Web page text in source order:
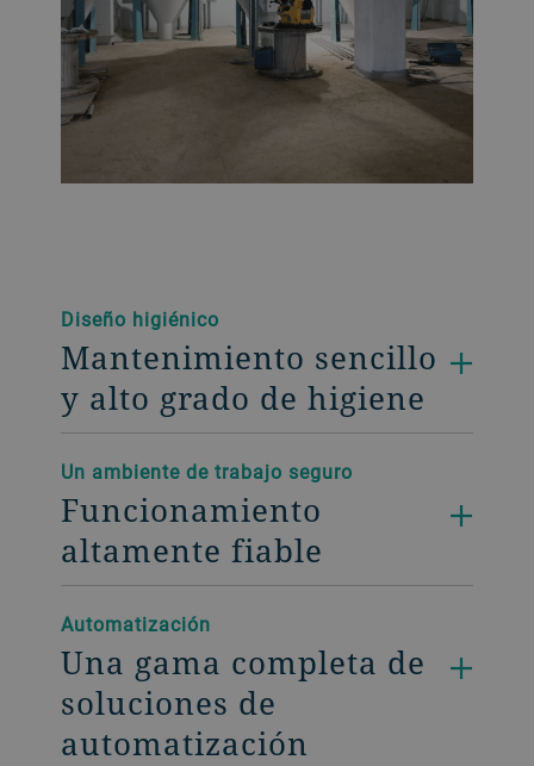
Diseño higiénico
Mantenimiento sencillo
y alto grado de higiene
Un ambiente de trabajo seguro
Funcionamiento
altamente fiable
Automatización
Una gama completa de
soluciones de
automatización